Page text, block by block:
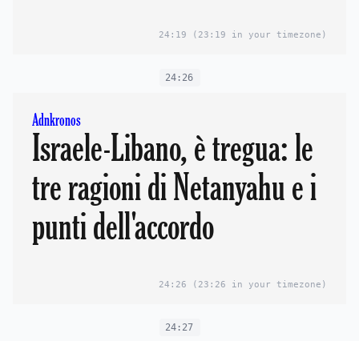
24:19 (23:19 in your timezone)
24:26
Adnkronos
Israele-Libano, è tregua: le
tre ragioni di Netanyahu e i
punti dell'accordo
24:26 (23:26 in your timezone)
24:27